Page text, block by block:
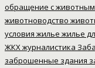
обращение с
животноводство
условия жилье жилье
ЖКХжурналистика
заброшенные здания